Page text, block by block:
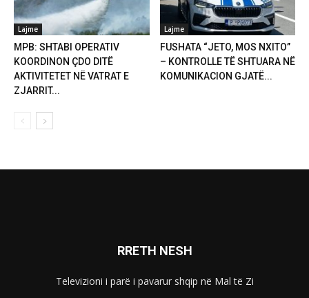
Lajme
MPB: SHTABI OPERATIV
KOORDINON ÇDO DITË
AKTIVITETET NË VATRAT E
ZJARRIT...
Lajme
FUSHATA “JETO, MOS NXITO”
– KONTROLLE TË SHTUARA NË
KOMUNIKACION GJATË...
RRETH NESH
Televizioni i parë i pavarur shqip në Mal të Zi